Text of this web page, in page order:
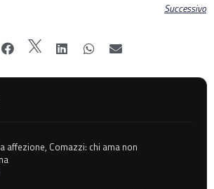
Successivo
affezione, Comazzi: chi ama non